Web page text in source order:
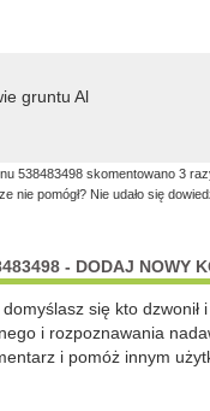
gruntu Al
538483498 skomentowano 3
nie pomógł? Nie udało się
- DODAJ NOWY
się kto
i rozpoznawania
i pomóż innym